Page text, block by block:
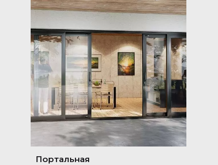
Портальная